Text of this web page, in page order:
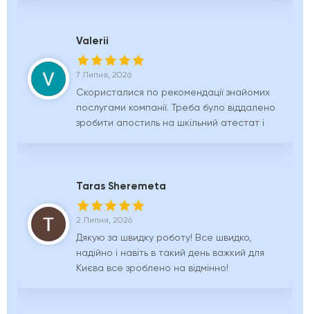
всі запитання та супроводжували процес
від початку до кінця. Рекомендую це
бюро всім, хто цінує надійність,
обслуговування!
Valerii
7 Липня, 2026
Скористалися по рекомендації знайомих
послугами компанії. Треба було віддалено
зробити апостиль на шкільний атестат і
Дуже зручно з одних рук отримати
апостиль на документи, а також присяжні
переклади до них, та НМТ. Дуже
комунікації через Viber, відповіді на купу
питань, гнучкість при варіантах цін та
термінів виконання.
Taras Sheremeta
2 Липня, 2026
Дякую за швидку роботу! Все швидко,
надійно і навіть в такий день важкий для
Києва все зроблено на відмінно!